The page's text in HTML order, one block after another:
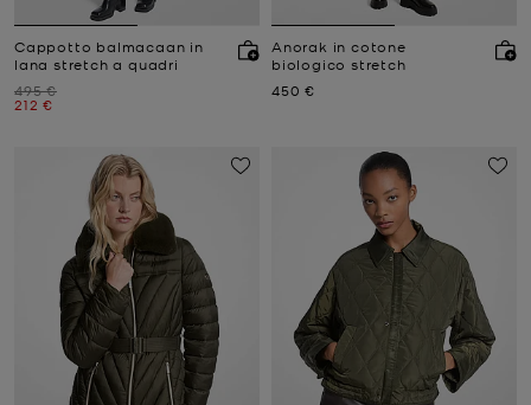
Cappotto balmacaan in
lana stretch a quadri
Prezzo iniziale
495 €
Prezzo attuale
212 €
Anorak in cotone
biologico stretch
Prezzo attuale
450 €